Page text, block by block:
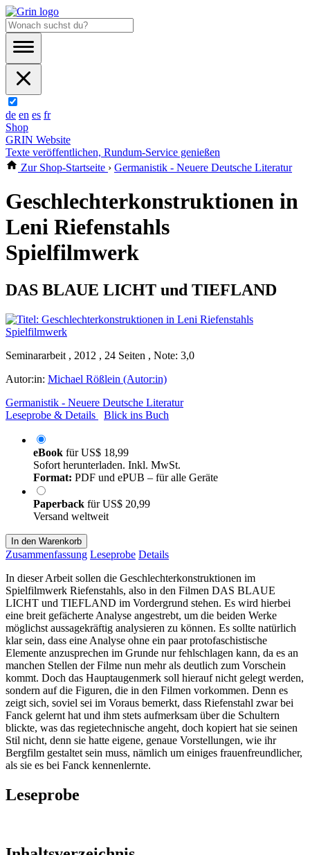
de en es fr
Shop
GRIN Website
Texte veröffentlichen, Rundum-Service genießen
Zur Shop-Startseite › Germanistik - Neuere Deutsche Literatur
Geschlechterkonstruktionen in
Leni Riefenstahls
Spielfilmwerk
DAS BLAUE LICHT und TIEFLAND
Seminararbeit , 2012 , 24 Seiten , Note: 3,0
Autor:in: Michael Rößlein (Autor:in)
Germanistik - Neuere Deutsche Literatur
Leseprobe & Details
Blick ins Buch
eBook fürUS$ 18,99
Sofort herunterladen. Inkl. MwSt.
Format: PDF und ePUB – für alle Geräte
Paperback fürUS$ 20,99
Versand weltweit
In den Warenkorb
Zusammenfassung Leseprobe Details
In dieser Arbeit sollen die Geschlechterkonstruktionen im
Spielfilmwerk Riefenstahls, also in den Filmen DAS BLAUE
LICHT und TIEFLAND im Vordergrund stehen. Es wird hierbei
eine breit gefächerte Analyse angestrebt, um die beiden Werke
möglichst aussagekräftig analysieren zu können. Es sollte natürlich
klar sein, dass eine Analyse ohne ein paar protofaschistische
Elemente anzusprechen im Grunde nur fehlschlagen kann, da es an
manchen Stellen der Filme nun mehr als deutlich zum Vorschein
kommt. Doch das Hauptaugenmerk soll hierauf nicht gelegt werden,
sondern auf die Figuren, die in den Filmen vorkommen. Denn es
zeigt sich, soviel sei im Voraus bemerkt, dass Riefenstahl zwar bei
Fanck gelernt hat und ihm stets aufmerksam über die Schultern
blickte, was das regietechnische angeht, doch kopiert hat sie seinen
Stil nicht, denn sie hatte eigene, genaue Vorstellungen, wie ihr
Bergfilm gestaltet sein muss, nämlich um einiges frauenfreundlicher,
als sie es bei Fanck kennenlernte.
Leseprobe